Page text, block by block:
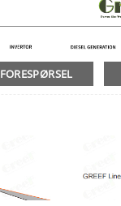
FORESPØRSEL